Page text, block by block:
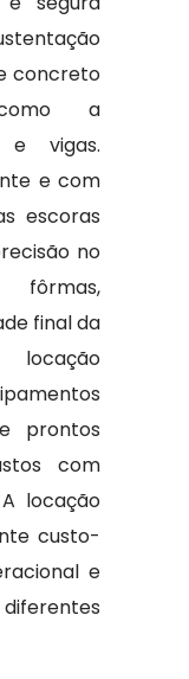
concreto
a
e vigas.
e com
escoras
no
final da
prontos
com
locação
custo-
e